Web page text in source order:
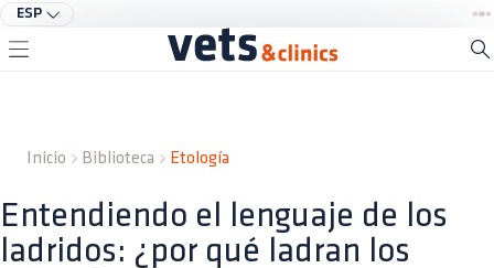
ESP
Inicio Biblioteca Etología
Entendiendo el lenguaje de los
ladridos: ¿por qué ladran los